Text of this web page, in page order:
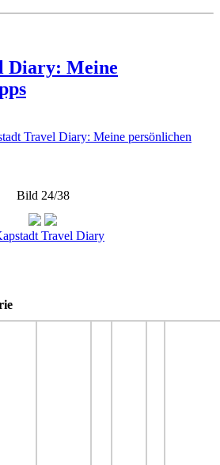
Diary: Meine
Travel Diary: Meine persönlichen
Bild 24/38